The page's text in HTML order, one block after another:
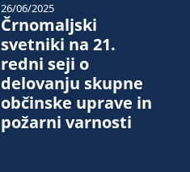
Črnomaljski
svetniki na 21.
redni seji o
delovanju skupne
občinske uprave in
požarni varnosti
26/06/2025